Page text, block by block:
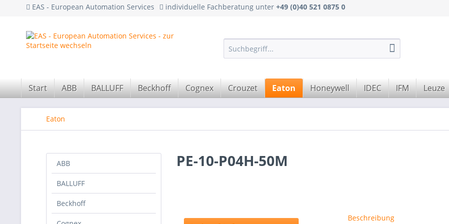
EAS - European Automation Services individuelle Fachberatung unter +49 (0)40 521 0875 0
Start ABB BALLUFF Beckhoff Cognex Crouzet Eaton Honeywell IDEC IFM Leuze
Eaton
ABB
BALLUFF
Beckhoff
PE-10-P04H-50M
Beschreibung